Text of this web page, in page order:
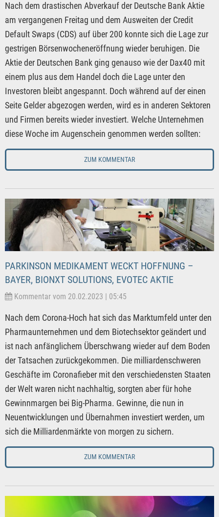
Nach dem drastischen Abverkauf der Deutsche Bank Aktie
am vergangenen Freitag und dem Ausweiten der Credit
Default Swaps (CDS) auf über 200 konnte sich die Lage zur
gestrigen Börsenwocheneröffnung wieder beruhigen. Die
Aktie der Deutschen Bank ging genauso wie der Dax40 mit
einem plus aus dem Handel doch die Lage unter den
Investoren bleibt angespannt. Doch während auf der einen
Seite Gelder abgezogen werden, wird es in anderen Sektoren
und Firmen bereits wieder investiert. Welche Unternehmen
diese Woche im Augenschein genommen werden sollten:
ZUM KOMMENTAR
PARKINSON MEDIKAMENT WECKT HOFFNUNG –
BAYER, BIONXT SOLUTIONS, EVOTEC AKTIE
Kommentar vom 20.02.2023 | 05:45
Nach dem Corona-Hoch hat sich das Marktumfeld unter den
Pharmaunternehmen und dem Biotechsektor geändert und
ist nach anfänglichem Überschwang wieder auf dem Boden
der Tatsachen zurückgekommen. Die milliardenschweren
Geschäfte im Coronafieber mit den verschiedensten Staaten
der Welt waren nicht nachhaltig, sorgten aber für hohe
Gewinnmargen bei Big-Pharma. Gewinne, die nun in
Neuentwicklungen und Übernahmen investiert werden, um
sich die Milliardenmärkte von morgen zu sichern.
ZUM KOMMENTAR